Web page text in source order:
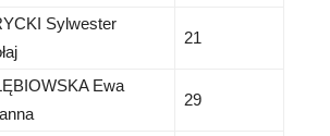
Sylwester
21
Ewa
29